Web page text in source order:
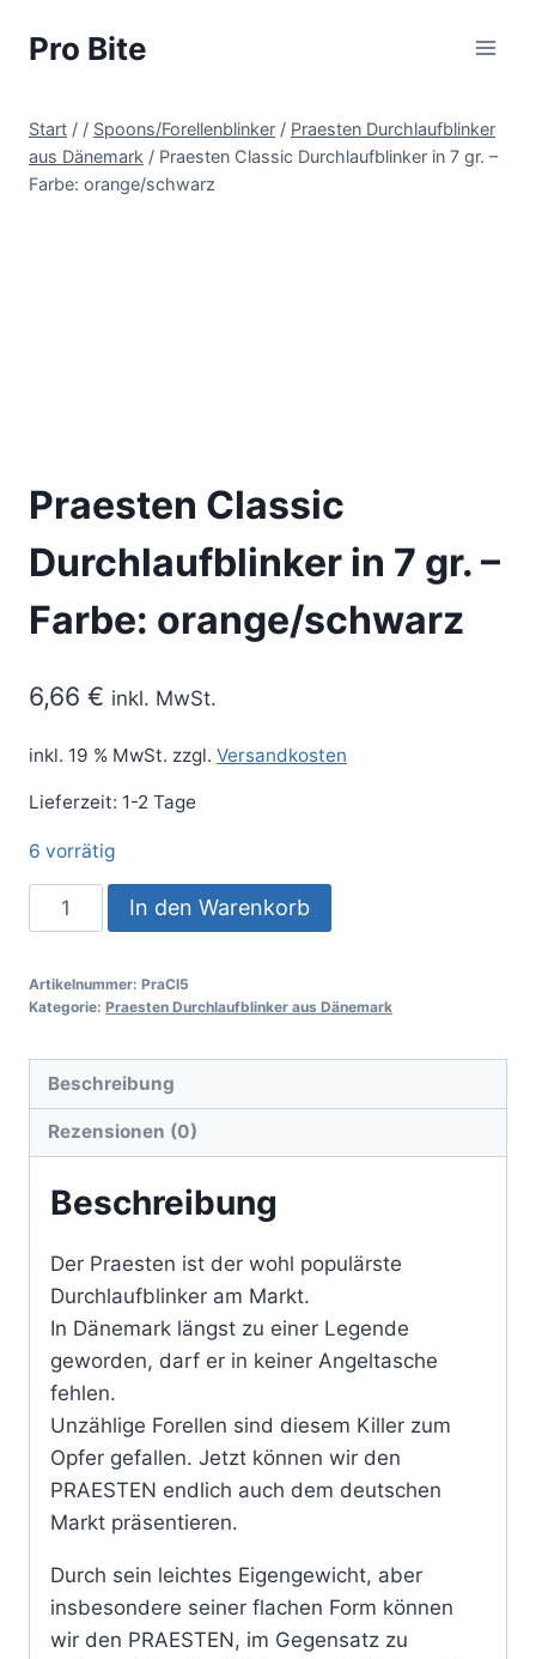
Pro Bite
Start / / Spoons/Forellenblinker / Praesten Durchlaufblinker
aus Dänemark / Praesten Classic Durchlaufblinker in 7 gr. –
Farbe: orange/schwarz
Praesten Classic
Durchlaufblinker in 7 gr. –
Farbe: orange/schwarz
6,66 € inkl. MwSt.
inkl. 19 % MwSt. zzgl. Versandkosten
Lieferzeit: 1-2 Tage
6 vorrätig
In den Warenkorb
Artikelnummer: PraCl5
Kategorie: Praesten Durchlaufblinker aus Dänemark
Beschreibung
Rezensionen (0)
Beschreibung
Der Praesten ist der wohl populärste
Durchlaufblinker am Markt.
In Dänemark längst zu einer Legende
geworden, darf er in keiner Angeltasche
fehlen.
Unzählige Forellen sind diesem Killer zum
Opfer gefallen. Jetzt können wir den
PRAESTEN endlich auch dem deutschen
Markt präsentieren.
Durch sein leichtes Eigengewicht, aber
insbesondere seiner flachen Form können
wir den PRAESTEN, im Gegensatz zu